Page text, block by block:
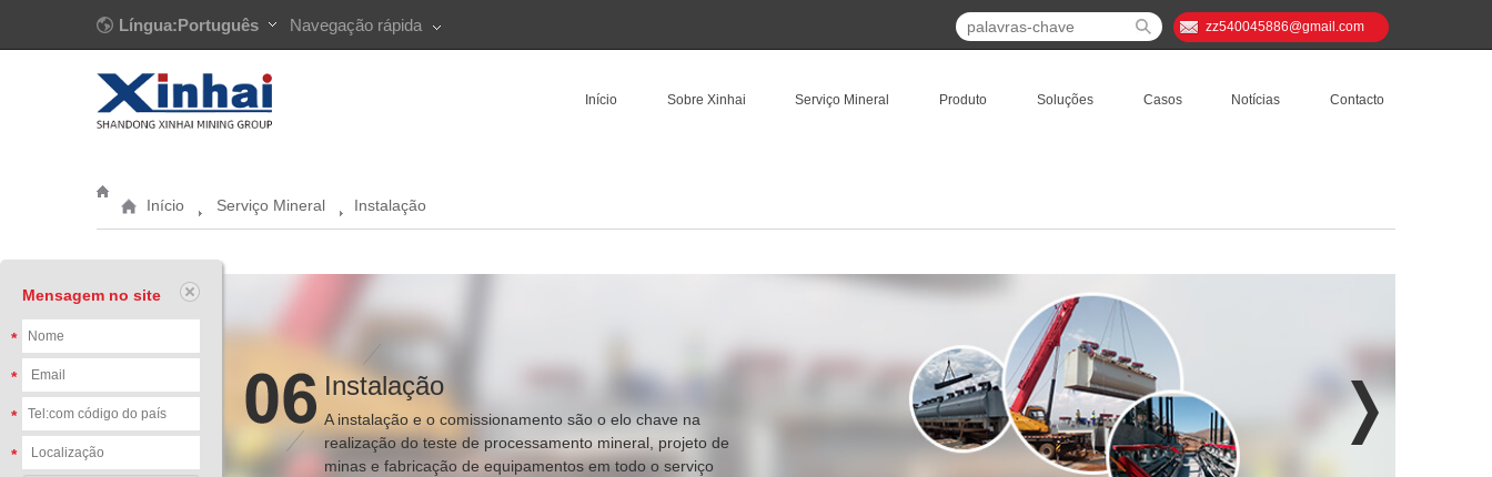
Língua:Português Navegação rápida zz540045886@gmail.com
Contacto
Notícias
Casos
Soluções
Produto
Serviço Mineral
Sobre Xinhai
Início
Início Serviço Mineral Instalação
Instalação
A instalação e o comissionamento são o elo chave na
realização do teste de processamento mineral, projeto de
minas e fabricação de equipamentos em todo o serviço
Mensagem no site
*
*
*
*